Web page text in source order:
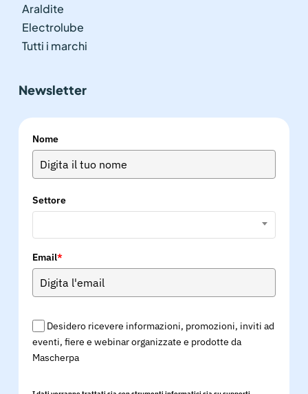
Araldite
Electrolube
Tutti i marchi
Newsletter
Nome
Settore
Email*
Desidero ricevere informazioni, promozioni, inviti ad
eventi, fiere e webinar organizzate e prodotte da
Mascherpa